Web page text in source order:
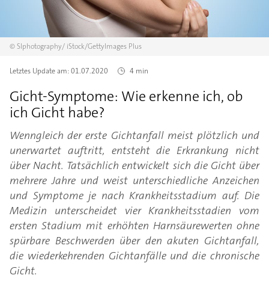
©SIphotography/ iStock/GettyImages Plus
Letztes Update am:01.07.2020 4 min
Gicht-Symptome: Wie erkenne ich, ob
ich Gicht habe?
Wenngleich der erste Gichtanfall meist plötzlich und
unerwartet auftritt, entsteht die Erkrankung nicht
über Nacht. Tatsächlich entwickelt sich die Gicht über
mehrere Jahre und weist unterschiedliche Anzeichen
und Symptome je nach Krankheitsstadium auf. Die
Medizin unterscheidet vier Krankheitsstadien vom
ersten Stadium mit erhöhten Harnsäurewerten ohne
spürbare Beschwerden über den akuten Gichtanfall,
die wiederkehrenden Gichtanfälle und die chronische
Gicht.